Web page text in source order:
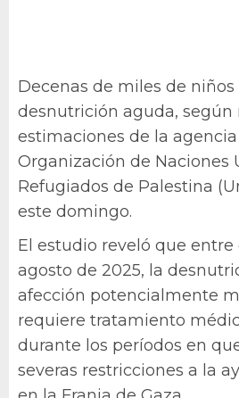
Decenas de miles de
desnutrición aguda, según
estimaciones de la
Organización de Naciones
Refugiados de Palestina
este domingo.
El estudio reveló que
agosto de 2025, la
afección potencialmente
requiere tratamiento
durante los períodos en
severas restricciones a la